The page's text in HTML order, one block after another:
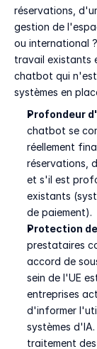
réservations,
gestion de
ou international
travail existants
chatbot qui
systèmes en
Profondeur
chatbot se
réellement
réservations,
et s'il est
existants
de paiement).
Protection
prestataires
accord de
sein de l'UE
entreprises
d'informer
systèmes
traitement